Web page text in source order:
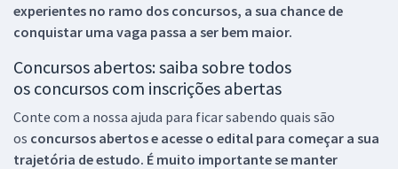
experientes no ramo dos concursos, a sua chance de
conquistar uma vaga passa a ser bem maior.
Concursos abertos: saiba sobre todos
os concursos com inscrições abertas
Conte com a nossa ajuda para ficar sabendo quais são
os concursos abertos e acesse o edital para começar a sua
trajetória de estudo. É muito importante se manter